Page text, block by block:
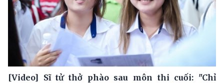
[Video] Sĩ tử thở phào sau môn thi cuối: "Chỉ